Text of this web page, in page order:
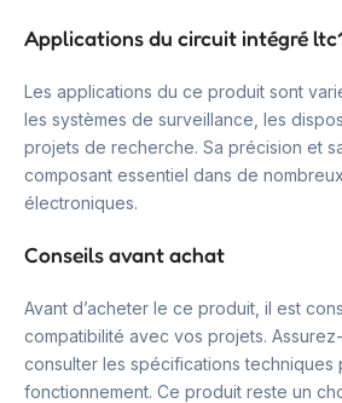
Applications du circuit intégré
Les applications du ce produit sont
les systèmes de surveillance, les
projets de recherche. Sa précision et
composant essentiel dans de
électroniques.
Conseils avant achat
Avant d’acheter le ce produit, il est
compatibilité avec vos projets.
consulter les spécifications techniques
fonctionnement. Ce produit reste un